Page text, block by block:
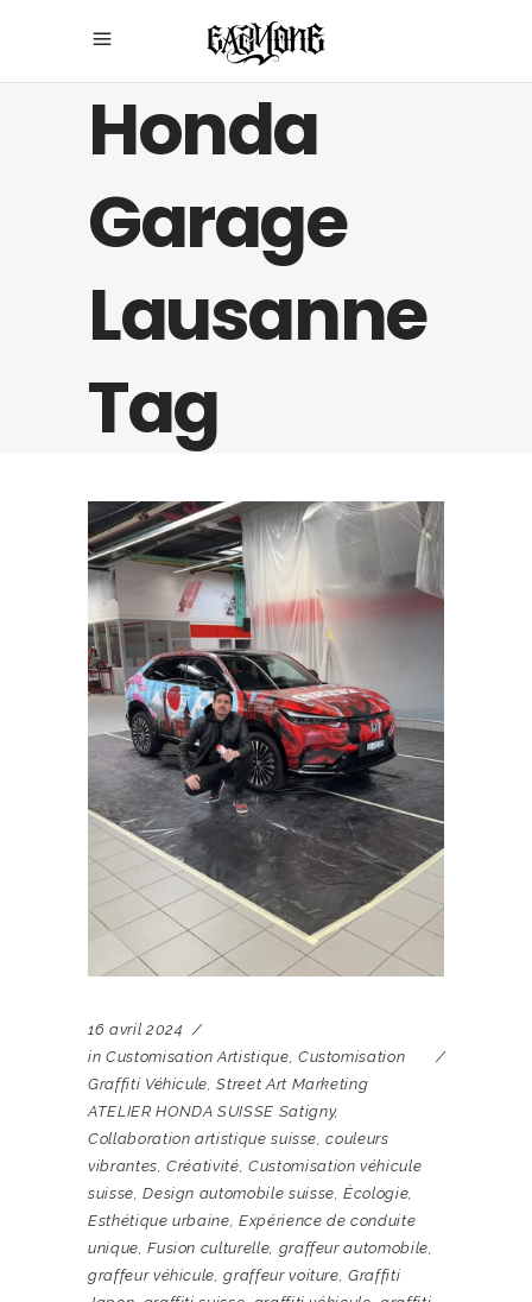
Honda
Garage
Lausanne
Tag
16 avril 2024
in Customisation Artistique, Customisation
Graffiti Véhicule,Street Art Marketing
ATELIER HONDA SUISSE Satigny,
Collaboration artistique suisse,couleurs
vibrantes,Créativité, Customisation véhicule
suisse,Design automobile suisse,Écologie,
Esthétique urbaine,Expérience de conduite
unique,Fusion culturelle, graffeur automobile,
graffeur véhicule,graffeur voiture,Graffiti